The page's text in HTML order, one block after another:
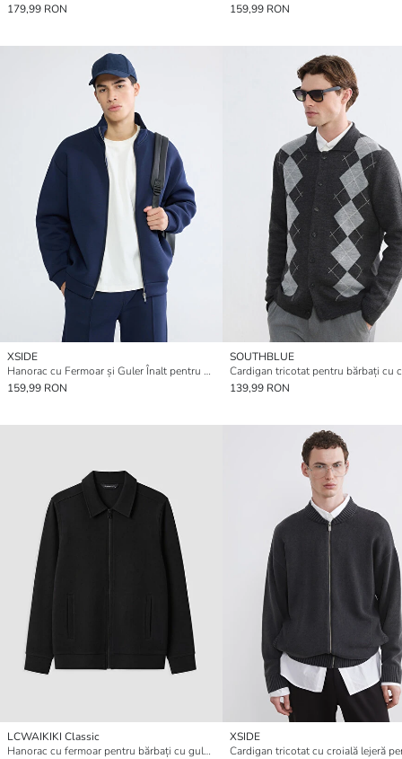
179,99 RON
159,99 RON
XSIDE
Hanorac cu Fermoar și Guler Înalt pentru Bărbați
159,99 RON
SOUTHBLUE
139,99 RON
LCWAIKIKI Classic
Hanorac cu fermoar pentru bărbați cu guler polo
XSIDE